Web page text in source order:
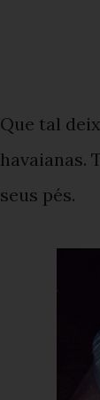
Que tal
havaianas.
seus pés.